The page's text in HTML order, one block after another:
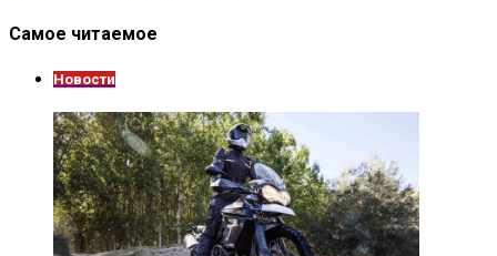
Самое читаемое
Новости